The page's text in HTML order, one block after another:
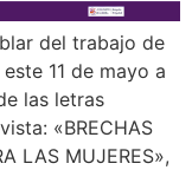
del trabajo de
11 de mayo a
las letras
«BRECHAS
LAS MUJERES»,